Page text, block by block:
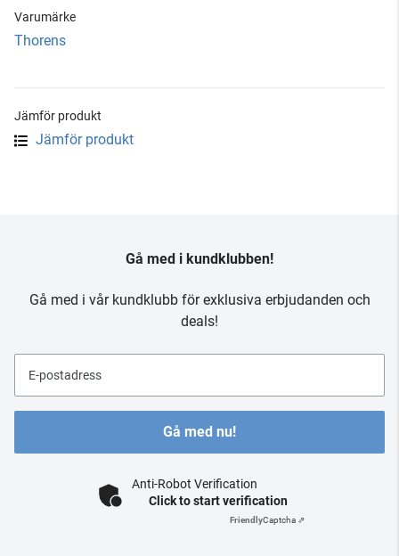
Varumärke
Thorens
Jämför produkt
Jämför produkt
Gå med i kundklubben!
Gå med i vår kundklubb för exklusiva erbjudanden och
deals!
E-postadress
Gå med nu!
Anti-Robot Verification
Click to start verification
FriendlyCaptcha ⇗